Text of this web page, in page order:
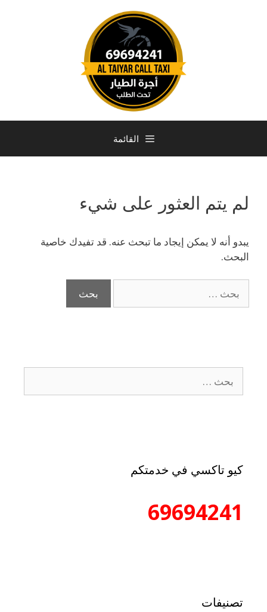
القائمة
لم يتم العثور على شيء
يبدو أنه لا يمكن إيجاد ما تبحث عنه. قد تفيدك خاصية
البحث.
كيو تاكسي في خدمتكم
69694241
تصنيفات